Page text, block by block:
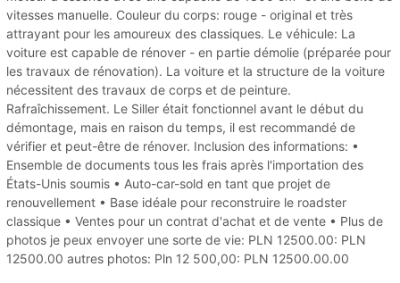
vitesses manuelle. Couleur du corps: rouge - original et très
attrayant pour les amoureux des classiques. Le véhicule: La
voiture est capable de rénover - en partie démolie (préparée pour
les travaux de rénovation). La voiture et la structure de la voiture
nécessitent des travaux de corps et de peinture.
Rafraîchissement. Le Siller était fonctionnel avant le début du
démontage, mais en raison du temps, il est recommandé de
vérifier et peut-être de rénover. Inclusion des informations: •
Ensemble de documents tous les frais après l'importation des
États-Unis soumis • Auto-car-sold en tant que projet de
renouvellement • Base idéale pour reconstruire le roadster
classique • Ventes pour un contrat d'achat et de vente • Plus de
photos je peux envoyer une sorte de vie: PLN 12500.00: PLN
12500.00 autres photos: Pln 12 500,00: PLN 12500.00.00